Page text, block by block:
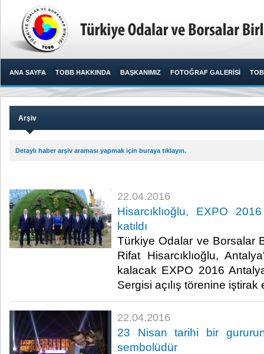
ANA SAYFA TOBB HAKKINDA BAŞKANIMIZ FOTOĞRAF GALERİSİ
Arşiv
Detaylı haber arşiv araması yapmak için buraya tıklayın.
22.04.2016
Hisarcıklıoğlu, EXPO
katıldı
Türkiye Odalar ve Borsalar
Rifat Hisarcıklıoğlu,
kalacak EXPO 2016
Sergisi açılış törenine iştirak
22.04.2016
23 Nisan tarihi bir
sembolüdür